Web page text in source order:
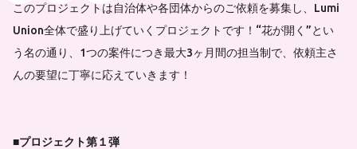
このプロジェクトは自治体や各団体からのご依頼を募集し、Lumi
Union全体で盛り上げていくプロジェクトです！“花が開く”とい
う名の通り、1つの案件につき最大3ヶ月間の担当制で、依頼主さ
んの要望に丁寧に応えていきます！
■プロジェクト第１弾